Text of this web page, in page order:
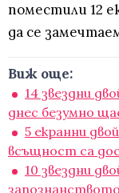
поместили 12
да се
Виж още:
14 звездни
днес безумно
5 екранни
всъщност са
10 звездни